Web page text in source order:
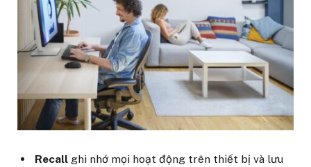
Recall ghi nhớ mọi hoạt động trên thiết bị và lưu